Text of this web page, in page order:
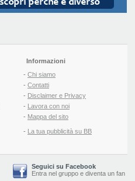
Informazioni
- Chi siamo
- Contatti
- Disclaimer e Privacy
- Lavora con noi
- Mappa del sito
- La tua pubblicità su BB
Seguici su Facebook
Entra nel gruppo e diventa un fan